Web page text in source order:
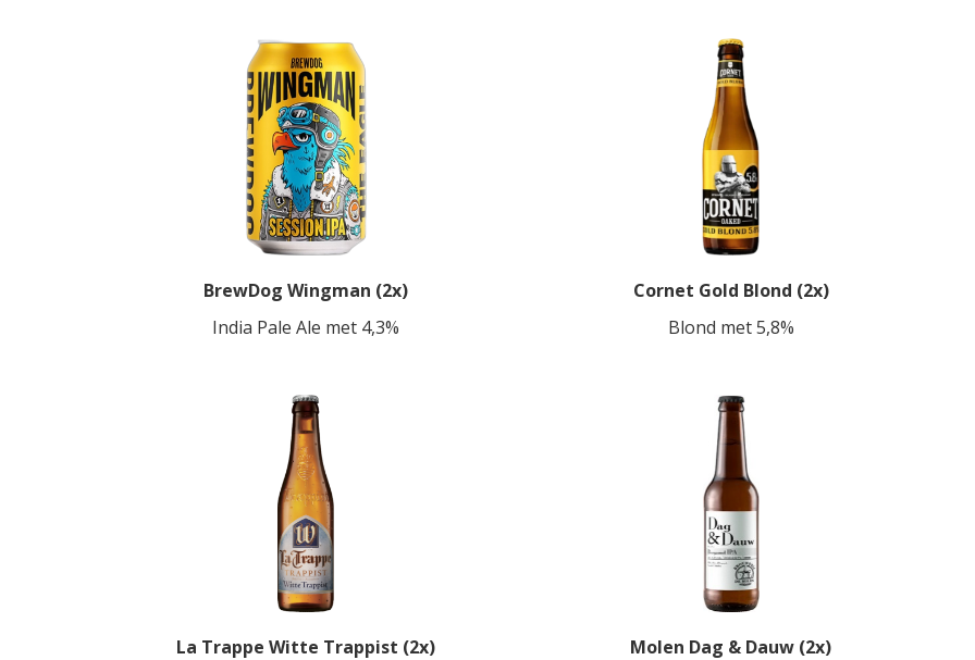
BrewDog Wingman (2x)
India Pale Ale met 4,3%
Cornet Gold Blond (2x)
Blond met 5,8%
La Trappe Witte Trappist (2x)
Molen Dag & Dauw (2x)